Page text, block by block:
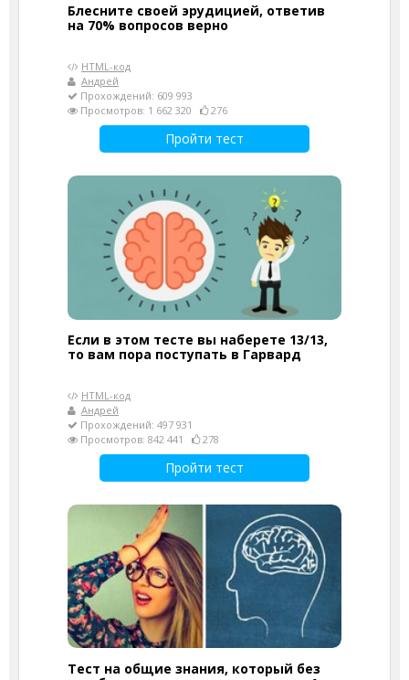
Блесните своей эрудицией, ответив
на 70% вопросов верно
HTML-код
Андрей
Прохождений: 609 993
Просмотров: 1 662 320
276
Пройти тест
Если в этом тесте вы наберете 13/13,
то вам пора поступать в Гарвард
HTML-код
Андрей
Прохождений: 497 931
Просмотров: 842 441
278
Пройти тест
Тест на общие знания, который без